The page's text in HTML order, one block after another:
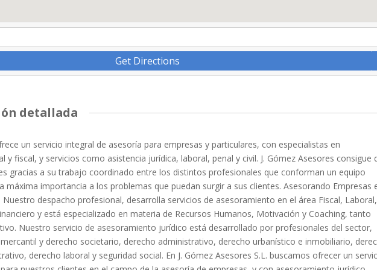
Get Directions
detallada
un servicio integral de asesoría para empresas y particulares, con especialistas en
y fiscal, y servicios como asistencia jurídica, laboral, penal y civil. J. Gómez Asesores consigue
gracias a su trabajo coordinado entre los distintos profesionales que conforman un equipo
máxima importancia a los problemas que puedan surgir a sus clientes. Asesorando Empresas
Nuestro despacho profesional, desarrolla servicios de asesoramiento en el área Fiscal, Laboral,
y está especializado en materia de Recursos Humanos, Motivación y Coaching, tanto
Nuestro servicio de asesoramiento jurídico está desarrollado por profesionales del sector,
y derecho societario, derecho administrativo, derecho urbanístico e inmobiliario,
derecho laboral y seguridad social. En J. Gómez Asesores S.L. buscamos ofrecer un